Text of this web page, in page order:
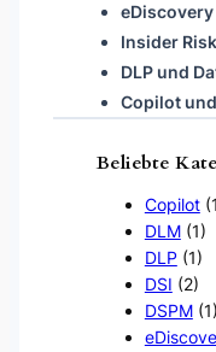
eDiscovery
Insider
DLP und
Copilot
Beliebte
Copilot
DLM(1)
DLP (1)
DSI (2)
DSPM(1)